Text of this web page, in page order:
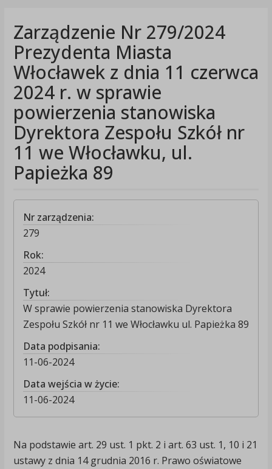
Zarządzenie Nr 279/2024
Prezydenta Miasta
Włocławek z dnia 11 czerwca
2024 r. w sprawie
powierzenia stanowiska
Dyrektora Zespołu Szkół nr
11 we Włocławku, ul.
Papieżka 89
Nr zarządzenia:
279
Rok:
2024
Tytuł:
W sprawie powierzenia stanowiska Dyrektora
Zespołu Szkół nr 11 we Włocławku ul. Papieżka 89
Data podpisania:
11-06-2024
Data wejścia w życie:
11-06-2024
Na podstawie art. 29 ust. 1 pkt. 2 i art. 63 ust. 1, 10 i 21
ustawy z dnia 14 grudnia 2016 r. Prawo oświatowe